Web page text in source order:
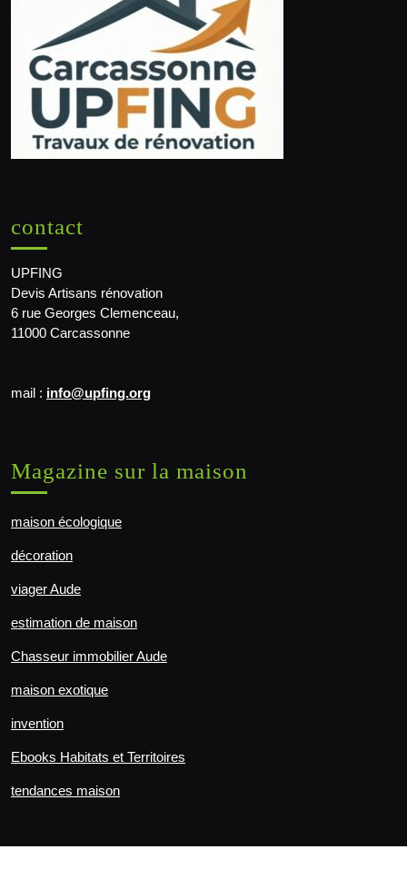
contact
UPFING
Devis Artisans rénovation
6 rue Georges Clemenceau,
11000 Carcassonne
mail : info@upfing.org
Magazine sur la maison
maison écologique
décoration
viager Aude
estimation de maison
Chasseur immobilier Aude
maison exotique
invention
Ebooks Habitats et Territoires
tendances maison